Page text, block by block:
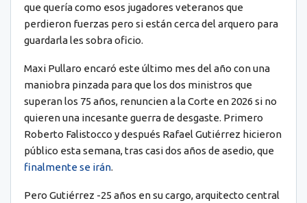
que quería como esos jugadores veteranos que
perdieron fuerzas pero si están cerca del arquero para
guardarla les sobra oficio.
Maxi Pullaro encaró este último mes del año con una
maniobra pinzada para que los dos ministros que
superan los 75 años, renuncien a la Corte en 2026 si no
quieren una incesante guerra de desgaste. Primero
Roberto Falistocco y después Rafael Gutiérrez hicieron
público esta semana, tras casi dos años de asedio, que
finalmente se irán.
Pero Gutiérrez -25 años en su cargo, arquitecto central